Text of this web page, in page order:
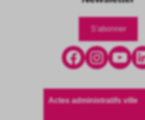
S'abonner
Facebook Instagram YouTube LinkedIn
Actes administratifs ville